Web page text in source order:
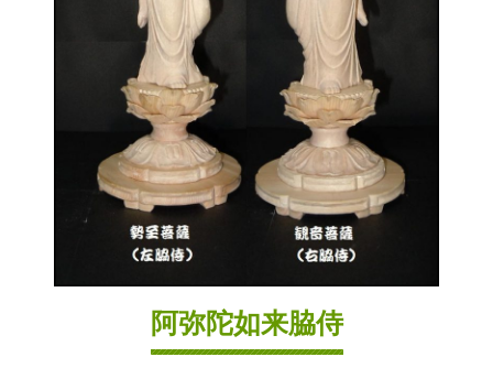
阿弥陀如来脇侍